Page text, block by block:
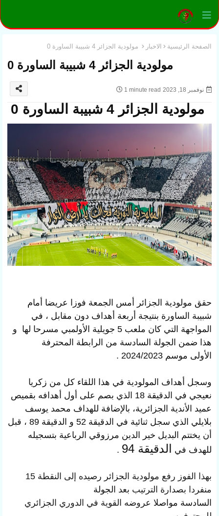
الصفحة الرئيسية الاخبار مولودية الجزائر 4 شبيبة الساورة 0
مولودية الجزائر 4 شبيبة الساورة 0
نوفمبر 18, 2023 1 minute read
مولودية الجزائر 4 شبيبة الساورة 0
حقق مولودية الجزائر أمس الجمعة فوزا عريضا أمام
شبيبة الساورة بنتيجة أربعة أهداف دون مقابل ، في
المواجهة التي كان ملعب 5 جويلية الأولمبي مسرحا لها و
هذا ضمن الجولة السادسة من الرابطة المحترفة
الأولى موسم 2024/2023 .
وسجل أهداف المولودية في هذا اللقاء كل من زكريا
نعيجي في الدقيقة 18 الذي بصم على أول أهدافه بقميص
عميد الأندية الجزائرية، بالإضافة للهداف محمد يوسف
بلايلي الذي سجل ثنائية في الدقيقة 52 و الدقيقة 89 ، قبل
أن يختتم البديل خير الدين مرزوقي الرباعية بتسجيله
للهدف في
الدقيقة 94 .
بهذا الفوز رفع مولودية الجزائر رصيده إلى النقطة 15
منفردا بصدارة الترتيب بعد الجولة
السادسة مواصلا عروضه القوية في الدوري الجزائري